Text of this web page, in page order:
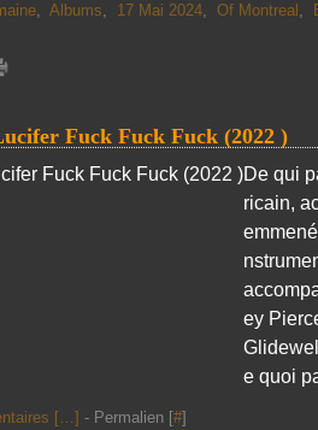
, Albums, 17 Mai 2024, Of Montreal ,
Fuck Fuck Fuck (2022 )
De qui
ricain,
ey
e quoi
[…] - Permalien [#]